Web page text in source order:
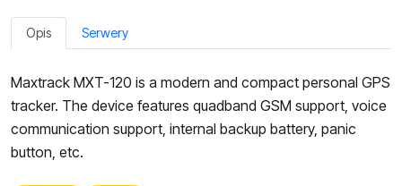
Opis Serwery
Maxtrack MXT-120 is a modern and compact personal GPS
tracker. The device features quadband GSM support, voice
communication support, internal backup battery, panic
button, etc.